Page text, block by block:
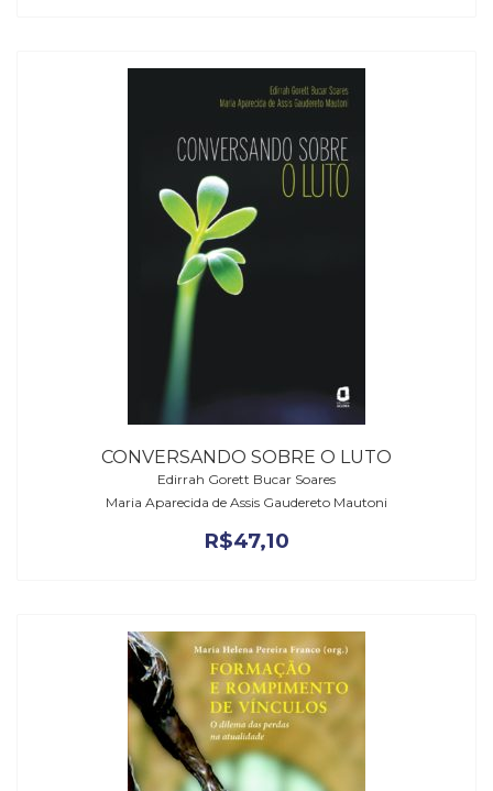
CONVERSANDO SOBRE O LUTO
Edirrah Gorett Bucar Soares
Maria Aparecida de Assis Gaudereto Mautoni
R$47,10